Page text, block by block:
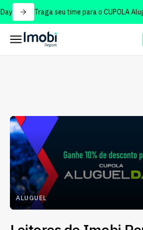
Traga seu time para o CUPOLA Aluguel Day
ALUGUEL